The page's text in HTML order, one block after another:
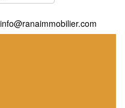
info@ranaimmobilier.com